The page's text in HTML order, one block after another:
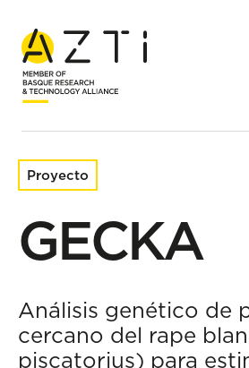
Inicio Proyectos de investigación
Proyecto
GECKA
Análisis genético de
cercano del rape
piscatorius) para